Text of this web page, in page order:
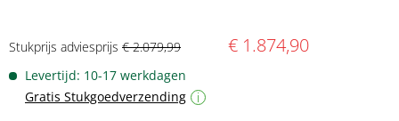
Stukprijs adviesprijs € 2.079,99 € 1.874,90
Levertijd: 10-17 werkdagen
Gratis Stukgoedverzending
i